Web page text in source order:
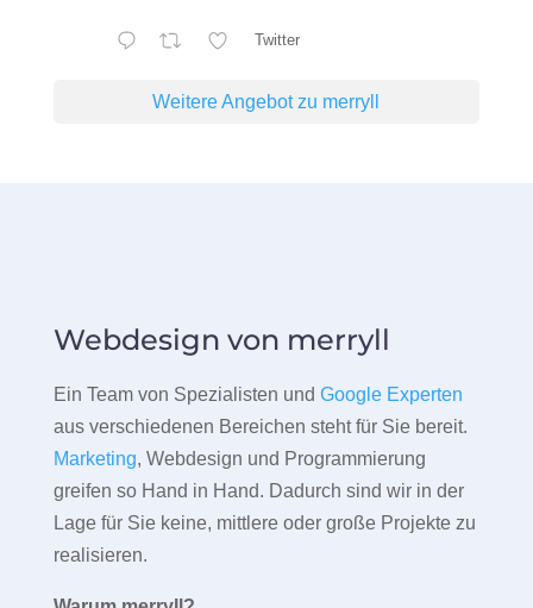
Twitter
Weitere Angebot zu merryll
Webdesign von merryll
Ein Team von Spezialisten und Google Experten
aus verschiedenen Bereichen steht für Sie bereit.
Marketing, Webdesign und Programmierung
greifen so Hand in Hand. Dadurch sind wir in der
Lage für Sie keine, mittlere oder große Projekte zu
realisieren.